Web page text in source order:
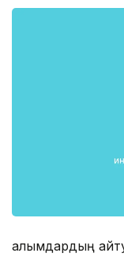
Ғалымдардың